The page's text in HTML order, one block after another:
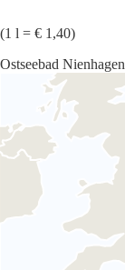
(1 l = € 1,40)
Ostseebad Nienhagen